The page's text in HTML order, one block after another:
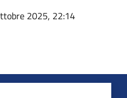
2025, 22:14